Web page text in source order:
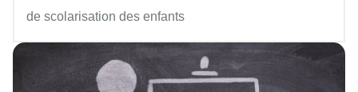
de scolarisation des enfants